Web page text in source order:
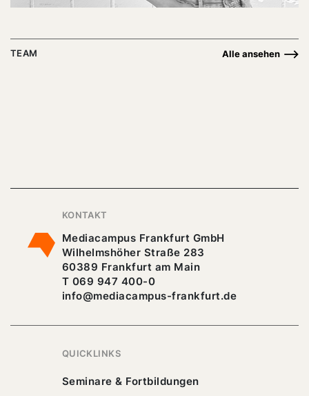
TEAM Alle ansehen
KONTAKT
Mediacampus Frankfurt GmbH
Wilhelmshöher Straße 283
60389 Frankfurt am Main
T 069 947 400-0
info@mediacampus-frankfurt.de
QUICKLINKS
Seminare & Fortbildungen